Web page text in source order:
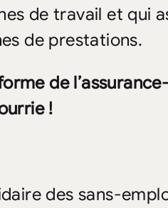
de travail et qui
de prestations.
de
!
des sans-